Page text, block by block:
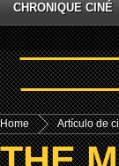
CHRONIQUE CINÉ
Home Artículo de